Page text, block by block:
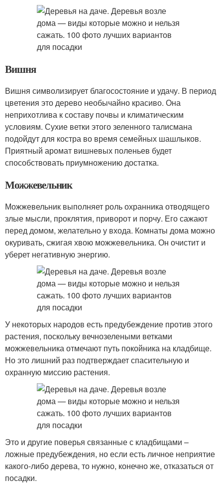
Вишня
Вишня символизирует благосостояние и удачу. В период
цветения это дерево необычайно красиво. Она
неприхотлива к составу почвы и климатическим
условиям. Сухие ветки этого зеленного талисмана
подойдут для костра во время семейных шашлыков.
Приятный аромат вишневых поленьев будет
способствовать приумножению достатка.
Можжевельник
Можжевельник выполняет роль охранника отводящего
злые мысли, проклятия, приворот и порчу. Его сажают
перед домом, желательно у входа. Комнаты дома можно
окуривать, сжигая хвою можжевельника. Он очистит и
уберет негативную энергию.
У некоторых народов есть предубеждение против этого
растения, поскольку вечнозелеными ветками
можжевельника отмечают путь покойника на кладбище.
Но это лишний раз подтверждает спасительную и
охранную миссию растения.
Это и другие поверья связанные с кладбищами –
ложные предубеждения, но если есть личное неприятие
какого-либо дерева, то нужно, конечно же, отказаться от
посадки.